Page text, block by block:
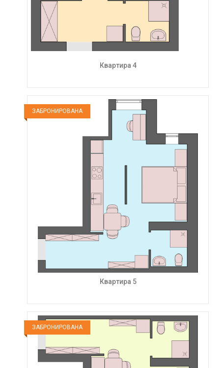
Квартира 4
ЗАБРОНИРОВАНА
Квартира 5
ЗАБРОНИРОВАНА